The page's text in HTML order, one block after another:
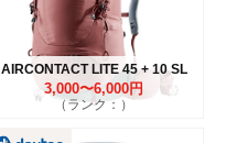
AIRCONTACT LITE 45 + 10 SL
3,000〜6,000円
（ランク：）